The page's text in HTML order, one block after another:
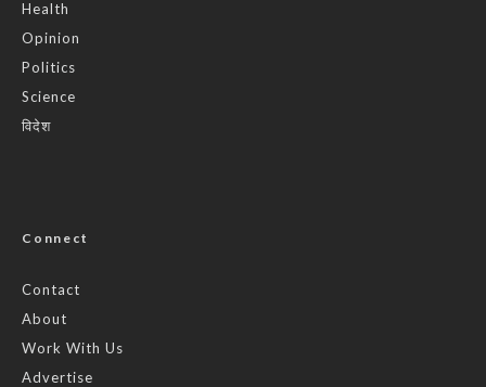
Health
Opinion
Politics
Science
विदेश
Connect
Contact
About
Work With Us
Advertise